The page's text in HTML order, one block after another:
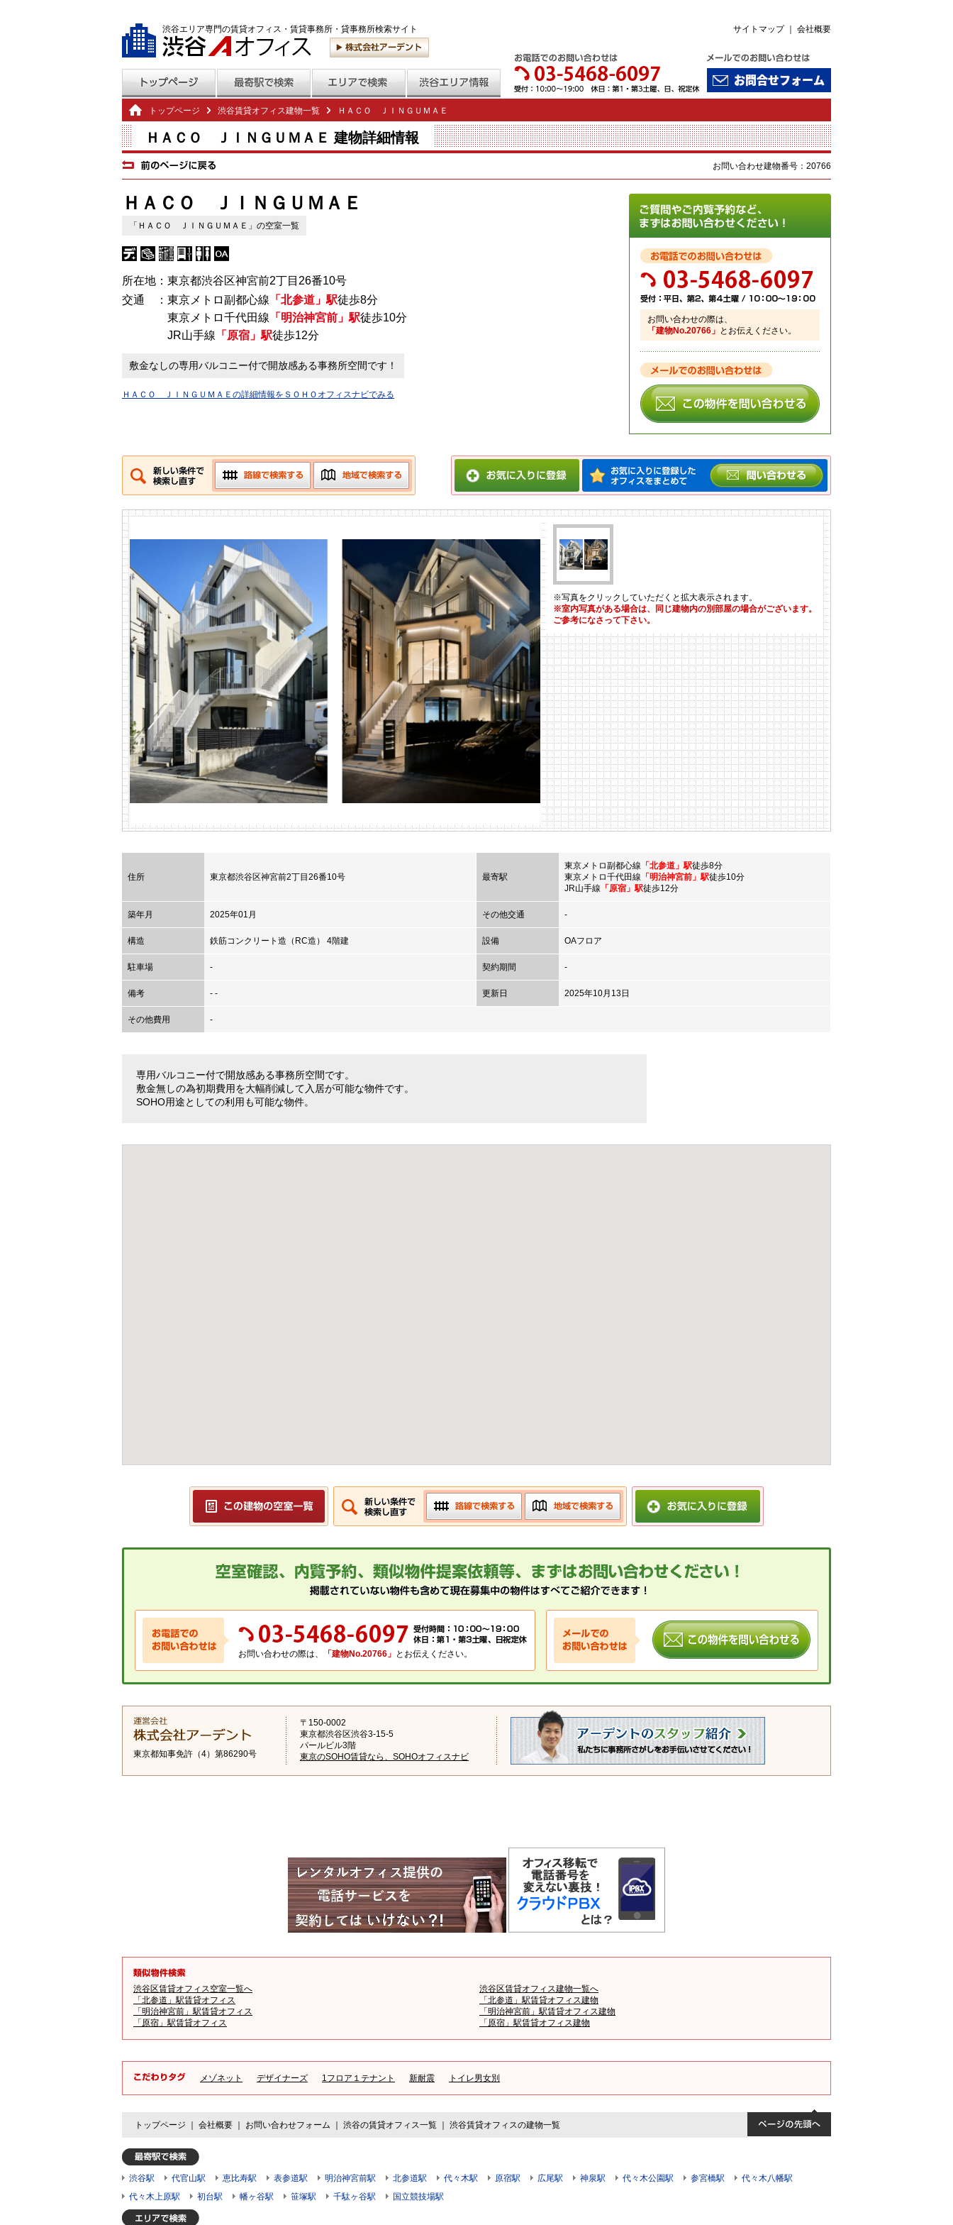
渋谷エリア専門の賃貸オフィス・賃貸事務所・貸事務所検索サイト サイトマップ｜ 会社概要
トップページ 渋谷賃貸オフィス建物一覧 ＨＡＣＯ ＪＩＮＧＵＭＡＥ
ＨＡＣＯ ＪＩＮＧＵＭＡＥ 建物詳細情報
お問い合わせ建物番号：20766
ＨＡＣＯ ＪＩＮＧＵＭＡＥ
「ＨＡＣＯ ＪＩＮＧＵＭＡＥ」の空室一覧
所在地：東京都渋谷区神宮前2丁目26番10号
交通 ：東京メトロ副都心線 「北参道」駅徒歩8分
東京メトロ千代田線 「明治神宮前」駅徒歩10分
JR山手線 「原宿」駅徒歩12分
敷金なしの専用バルコニー付で開放感ある事務所空間です！
ＨＡＣＯ ＪＩＮＧＵＭＡＥの詳細情報をＳＯＨＯオフィスナビでみる
お問い合わせの際は、
「建物No.20766」 とお伝えください。
※写真をクリックしていただくと拡大表示されます。
※室内写真がある場合は、同じ建物内の別部屋の場合がございます。
ご参考になさって下さい。
住所 東京都渋谷区神宮前2丁目26番10号 最寄駅
東京メトロ副都心線 「北参道」駅徒歩8分
東京メトロ千代田線 「明治神宮前」駅徒歩10分
JR山手線 「原宿」駅徒歩12分
築年月 2025年01月 その他交通 -
構造 鉄筋コンクリート造（RC造） 4階建 設備 OAフロア
駐車場 - 契約期間 -
備考 - - 更新日 2025年10月13日
その他費用 -
専用バルコニー付で開放感ある事務所空間です。
敷金無しの為初期費用を大幅削減して入居が可能な物件です。
SOHO用途としての利用も可能な物件。
お問い合わせの際は、 「建物No.20766」 とお伝えください。
東京都知事免許（4）第86290号
〒150-0002
東京都渋谷区渋谷3-15-5
パールビル3階
東京のSOHO賃貸なら、SOHOオフィスナビ
渋谷区賃貸オフィス空室一覧へ
「北参道」駅賃貸オフィス
「明治神宮前」駅賃貸オフィス
「原宿」駅賃貸オフィス
渋谷区賃貸オフィス建物一覧へ
「北参道」駅賃貸オフィス建物
「明治神宮前」駅賃貸オフィス建物
「原宿」駅賃貸オフィス建物
メゾネット デザイナーズ 1フロア１テナント 新耐震 トイレ男女別
トップページ 会社概要 お問い合わせフォーム 渋谷の賃貸オフィス一覧 渋谷賃貸オフィスの建物一覧
渋谷駅 代官山駅 恵比寿駅 表参道駅 明治神宮前駅 北参道駅 代々木駅 原宿駅 広尾駅 神泉駅 代々木公園駅 参宮橋駅
代々木八幡駅
代々木上原駅
初台駅 幡ヶ谷駅 笹塚駅 千駄ヶ谷駅 国立競技場駅